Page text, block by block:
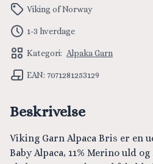
Viking of Norway
1-3 hverdage
Kategori: Alpaka Garn
EAN: 7071281253129
Beskrivelse
Viking Garn Alpaca Bris er en
Baby Alpaca, 11% Merino uld